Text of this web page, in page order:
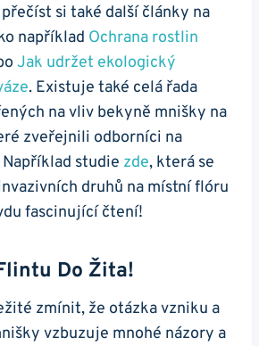
si ​také další články na
například Ochrana rostlin
Jak ‍udržet ekologický
. Existuje ⁣také celá řada
na vliv bekyně mnišky⁤ na
zveřejnili odborníci na
studie zde, která se
druhů‌ na místní flóru⁣
fascinující čtení!
Do Žita!
zmínit, že otázka vzniku a
vzbuzuje mnohé názory⁢ a